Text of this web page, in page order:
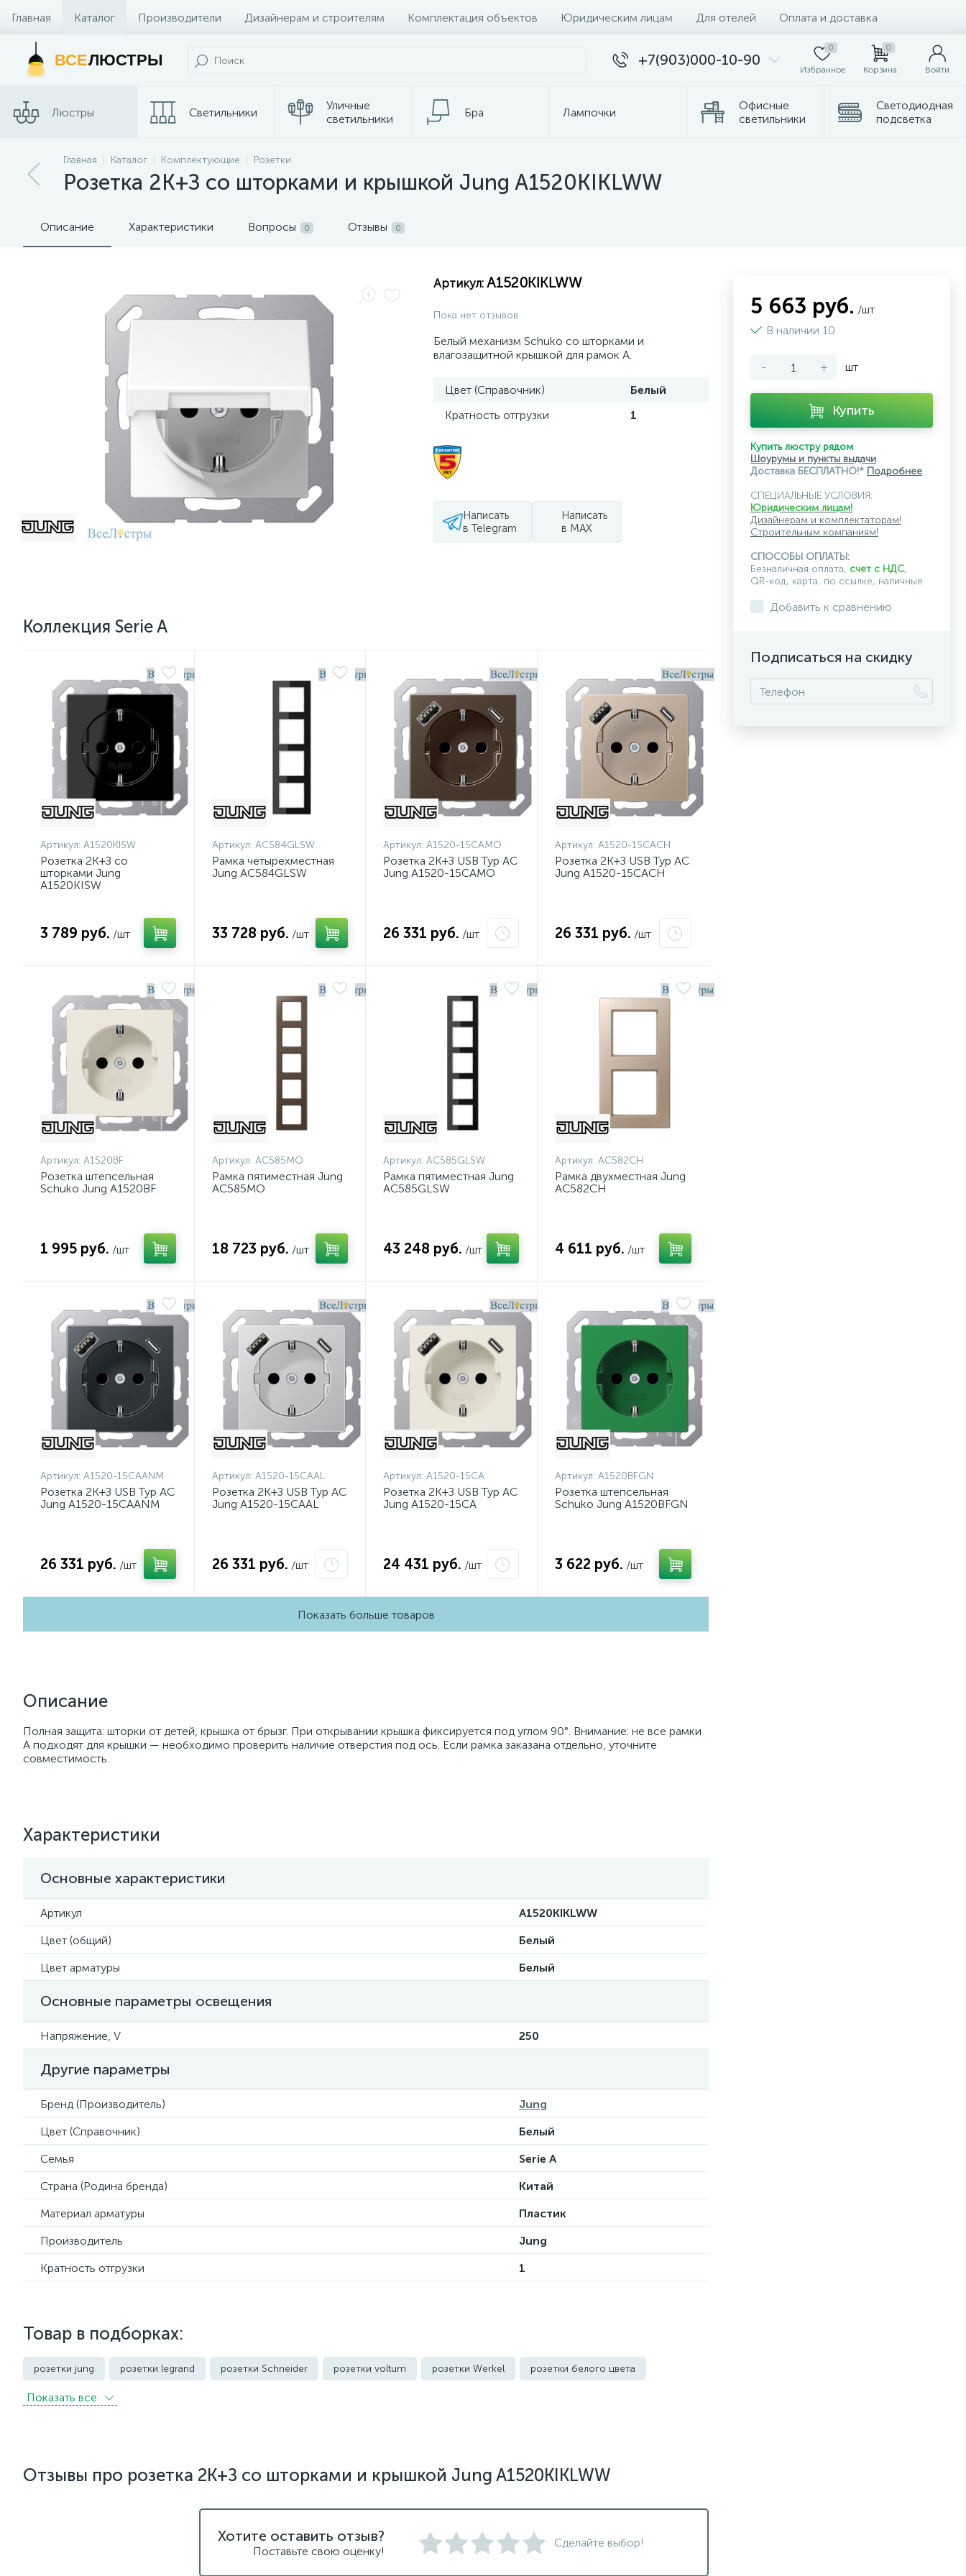
Главная Каталог Производители Дизайнерам и строителям Комплектация объектов Юридическим лицам Для отелей Оплата и доставка
Контакты и Магазины
ВСЕЛЮСТРЫ +7(903)000-10-90
0
Избранное
0
Корзина Войти
Люстры Светильники
Уличные
светильники
Бра Лампочки
Офисные
светильники
Светодиодная
подсветка
Споты
Трековые
лампы
Главная Каталог Комплектующие Розетки
Розетка 2K+З cо шторками и крышкой Jung A1520KIKLWW
Описание Характеристики Вопросы 0 Отзывы 0
Артикул: A1520KIKLWW
Пока нет отзывов
Белый механизм Schuko со шторками и
влагозащитной крышкой для рамок A.
Цвет (Справочник)
Белый
Кратность отгрузки
1
Написать
в Telegram
Написать
в MAX
Коллекция Serie A
Артикул: A1520KISW
Розетка 2K+З со
шторками Jung
A1520KISW
3 789 руб. /шт
Артикул: AC584GLSW
Рамка четырехместная
Jung AC584GLSW
33 728 руб. /шт
Артикул: A1520-15CAMO
Розетка 2K+З USB Typ AC
Jung A1520-15CAMO
26 331 руб. /шт
Артикул: A1520-15CACH
Розетка 2K+З USB Typ AC
Jung A1520-15CACH
26 331 руб. /шт
Артикул: A1520BF
Розетка штепсельная
Schuko Jung A1520BF
1 995 руб. /шт
Артикул: AC585MO
Рамка пятиместная Jung
AC585MO
18 723 руб. /шт
Артикул: AC585GLSW
Рамка пятиместная Jung
AC585GLSW
43 248 руб. /шт
Артикул: AC582CH
Рамка двухместная Jung
AC582CH
4 611 руб. /шт
Артикул: A1520-15CAANM
Розетка 2K+З USB Typ AC
Jung A1520-15CAANM
26 331 руб. /шт
Артикул: A1520-15CAAL
Розетка 2K+З USB Typ AC
Jung A1520-15CAAL
26 331 руб. /шт
Артикул: A1520-15CA
Розетка 2K+З USB Typ AC
Jung A1520-15CA
24 431 руб. /шт
Артикул: A1520BFGN
Розетка штепсельная
Schuko Jung A1520BFGN
3 622 руб. /шт
Показать больше товаров
Описание
Полная защита: шторки от детей, крышка от брызг. При открывании крышка фиксируется под углом 90°. Внимание: не все рамки
A подходят для крышки — необходимо проверить наличие отверстия под ось. Если рамка заказана отдельно, уточните
совместимость.
Характеристики
Основные характеристики
Артикул
A1520KIKLWW
Цвет (общий)
Белый
Цвет арматуры
Белый
Основные параметры освещения
Напряжение, V 250
Другие параметры
Бренд (Производитель)
Jung
Цвет (Справочник)
Белый
Семья
Serie A
Страна (Родина бренда)
Китай
Материал арматуры
Пластик
Производитель
Jung
Кратность отгрузки
1
Товар в подборках:
розетки jung розетки legrand розетки Schneider розетки voltum розетки Werkel розетки белого цвета
розетки с защитой от влаги IP44 и выше
Показать всe
5 663 руб. /шт
В наличии 10
- + шт
Купить
Купить люстру рядом
Шоурумы и пункты выдачи
Доставка БЕСПЛАТНО!* Подробнее
СПЕЦИАЛЬНЫЕ УСЛОВИЯ:
Юридическим лицам!
Дизайнерам и комплектаторам!
Строительным компаниям!
СПОСОБЫ ОПЛАТЫ:
Безналичная оплата, счет с НДС,
QR-код, карта, по ссылке, наличные
Добавить к сравнению
Подписаться на скидку
Отзывы про розетка 2K+З cо шторками и крышкой Jung A1520KIKLWW
Хотите оставить отзыв?
Поставьте свою оценку!
Сделайте выбор!